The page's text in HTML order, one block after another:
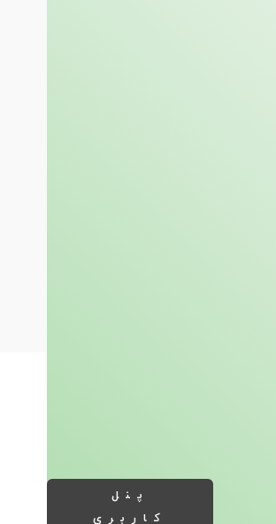
پنل
کاربری